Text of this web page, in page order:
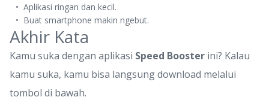
Aplikasi ringan dan kecil.
Buat smartphone makin ngebut.
Akhir Kata
Kamu suka dengan aplikasi Speed Booster ini? Kalau
kamu suka, kamu bisa langsung download melalui
tombol di bawah.